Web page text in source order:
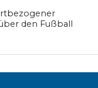
den Fußball